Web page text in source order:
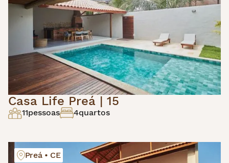
Casa Life Preá | 15
11pessoas 4quartos
Preá • CE